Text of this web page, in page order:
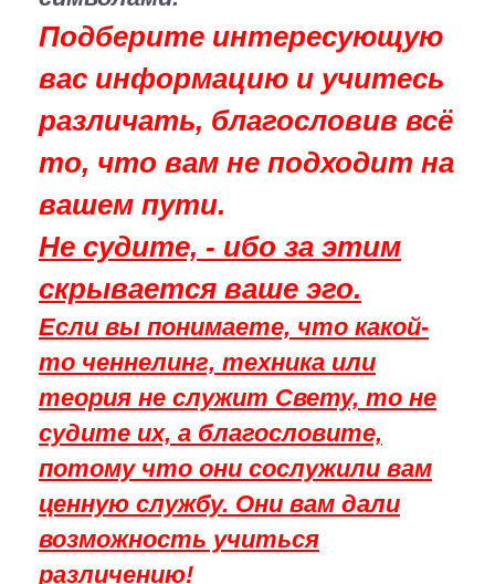
Подберите интересующую
вас информацию и учитесь
различать, благословив всё
то, что вам не подходит на
вашем пути.
Не судите, - ибо за этим
скрывается ваше эго.
Если вы понимаете, что какой-
то ченнелинг, техника или
теория не служит Свету, то не
судите их, а благословите,
потому что они сослужили вам
ценную службу. Они вам дали
возможность учиться
различению!